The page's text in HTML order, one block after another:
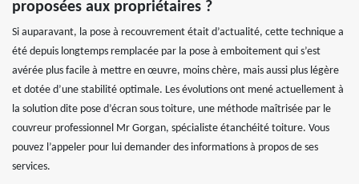
proposées aux propriétaires ?
Si auparavant, la pose à recouvrement était d’actualité, cette technique a
été depuis longtemps remplacée par la pose à emboitement qui s’est
avérée plus facile à mettre en œuvre, moins chère, mais aussi plus légère
et dotée d’une stabilité optimale. Les évolutions ont mené actuellement à
la solution dite pose d’écran sous toiture, une méthode maîtrisée par le
couvreur professionnel Mr Gorgan, spécialiste étanchéité toiture. Vous
pouvez l’appeler pour lui demander des informations à propos de ses
services.